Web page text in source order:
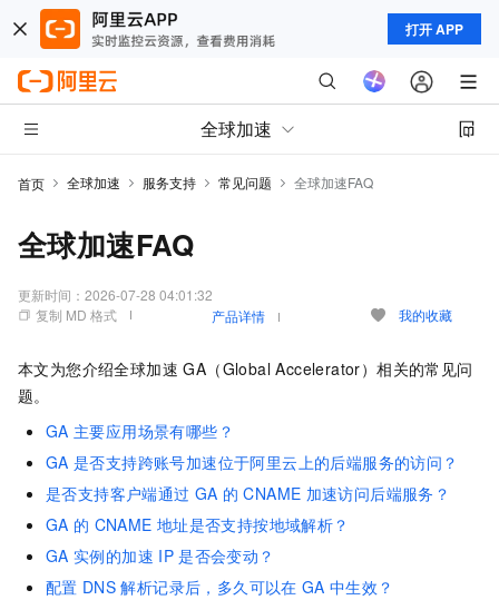
打开 APP
全球加速
首页 全球加速 服务支持 常见问题 全球加速FAQ
全球加速FAQ
更新时间： 2026-07-28 04:01:32
复制 MD 格式
产品详情 我的收藏
本文为您介绍全球加速 GA（Global Accelerator）相关的常见问
题。
GA 主要应用场景有哪些？
GA 是否支持跨账号加速位于阿里云上的后端服务的访问？
是否支持客户端通过 GA 的 CNAME 加速访问后端服务？
GA 的 CNAME 地址是否支持按地域解析？
GA 实例的加速 IP 是否会变动？
配置 DNS 解析记录后，多久可以在 GA 中生效？